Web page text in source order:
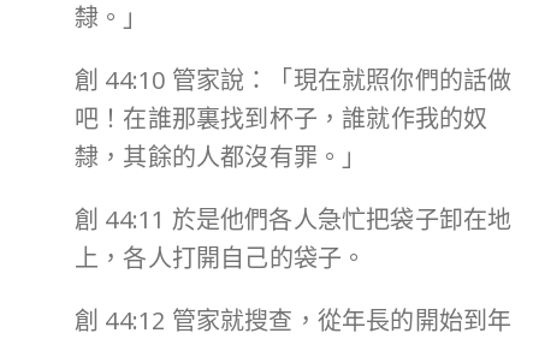
隸。」
創 44:10 管家說：「現在就照你們的話做
吧！在誰那裏找到杯子，誰就作我的奴
隸，其餘的人都沒有罪。」
創 44:11 於是他們各人急忙把袋子卸在地
上，各人打開自己的袋子。
創 44:12 管家就搜查，從年長的開始到年